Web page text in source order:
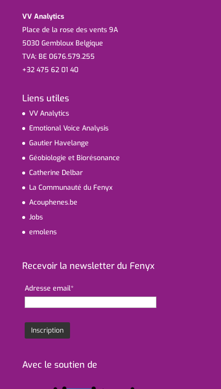
VV Analytics
Place de la rose des vents 9A
5030 Gembloux Belgique
TVA: BE 0676.579.255
+32 475 62 01 40
Liens utiles
VV Analytics
Emotional Voice Analysis
Gautier Havelange
Géobiologie et Biorésonance
Catherine Delbar
La Communauté du Fenyx
Acouphenes.be
Jobs
emolens
Recevoir la newsletter du Fenyx
Adresse email*
Avec le soutien de